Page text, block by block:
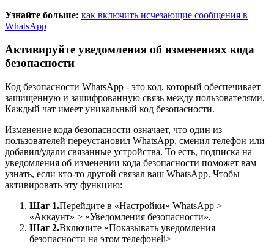
Узнайте больше: как включить исчезающие сообщения в
WhatsApp
Активируйте уведомления об изменениях кода
безопасности
Код безопасности WhatsApp - это код, который обеспечивает
защищенную и зашифрованную связь между пользователями.
Каждый чат имеет уникальный код безопасности.
Изменение кода безопасности означает, что один из
пользователей переустановил WhatsApp, сменил телефон или
добавил/удали связанные устройства. То есть, подписка на
уведомления об изменении кода безопасности поможет вам
узнать, если кто-то другой связал ваш WhatsApp. Чтобы
активировать эту функцию:
Шаг 1.Перейдите в «Настройки» WhatsApp >
«Аккаунт» > «Уведомления безопасности».
Шаг 2.Включите «Показывать уведомления
безопасности на этом телефонеli>